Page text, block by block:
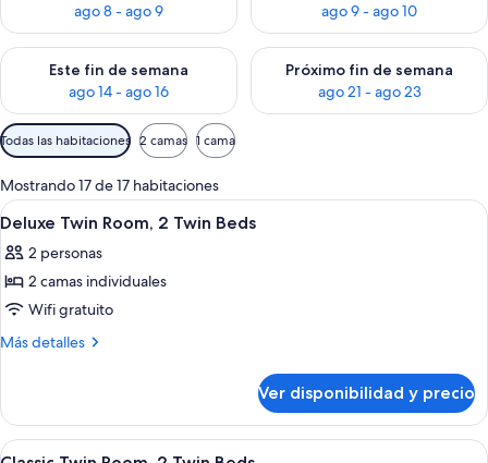
ago 8 - ago 9
ago 9 - ago 10
Este fin de semana
ago 14 - ago 16
Consulta la disponibilidad para este fin de semana ago 14 -
Próximo fin de semana
ago 21 - ago 23
Consulta la disponibilidad
Filtros
disponibles
para
las
habitaciones
Todas las habitaciones 2 camas 1 cama
Mostrando 17 de 17 habitaciones
Ver
todas
las
fotos
de
Deluxe
2
Twin
Habitación de hotel con dos camas,
4
Deluxe Twin Room, 2 Twin Beds
2 personas
2 camas individuales
Wifi gratuito
Más detalles
Más
Twin
Room,
2
Ver disponibilidad y precio
Ver
Habitación de hotel con dos camas,
3